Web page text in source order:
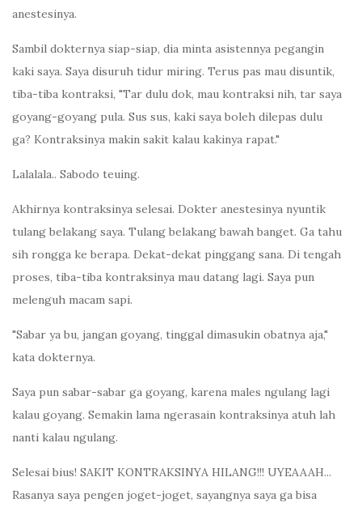
anestesinya.
Sambil dokternya siap-siap, dia minta asistennya pegangin
kaki saya. Saya disuruh tidur miring. Terus pas mau disuntik,
tiba-tiba kontraksi, "Tar dulu dok, mau kontraksi nih, tar saya
goyang-goyang pula. Sus sus, kaki saya boleh dilepas dulu
ga? Kontraksinya makin sakit kalau kakinya rapat."
Lalalala.. Sabodo teuing.
Akhirnya kontraksinya selesai. Dokter anestesinya nyuntik
tulang belakang saya. Tulang belakang bawah banget. Ga tahu
sih rongga ke berapa. Dekat-dekat pinggang sana. Di tengah
proses, tiba-tiba kontraksinya mau datang lagi. Saya pun
melenguh macam sapi.
"Sabar ya bu, jangan goyang, tinggal dimasukin obatnya aja,"
kata dokternya.
Saya pun sabar-sabar ga goyang, karena males ngulang lagi
kalau goyang. Semakin lama ngerasain kontraksinya atuh lah
nanti kalau ngulang.
Selesai bius! SAKIT KONTRAKSINYA HILANG!!! UYEAAAH...
Rasanya saya pengen joget-joget, sayangnya saya ga bisa